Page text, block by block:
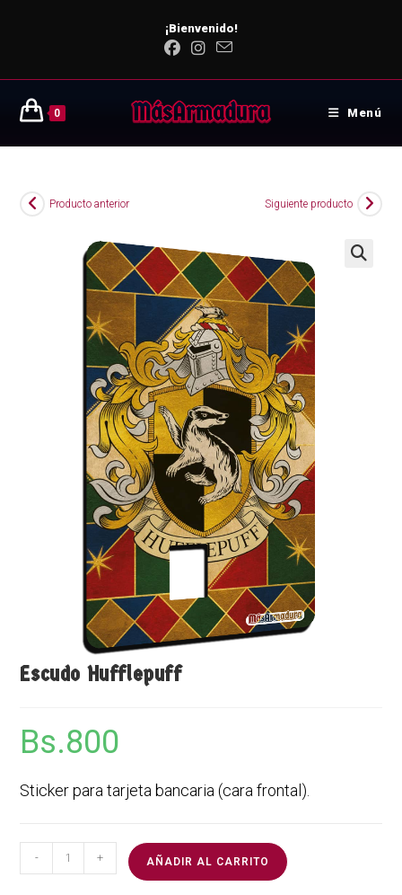
¡Bienvenido!
0 Menú
Producto anterior Siguiente producto
Escudo Hufflepuff
Bs.800
Sticker para tarjeta bancaria (cara frontal).
- + AÑADIR AL CARRITO